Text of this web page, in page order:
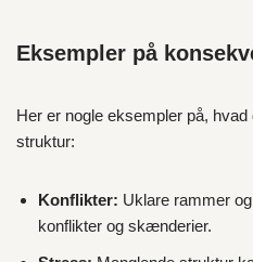
Eksempler på
Her er nogle eksempler på,
struktur:
Konflikter: Uklare rammer
konflikter og skænderier.